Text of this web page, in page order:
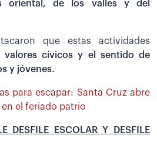
oriental, de los valles y del
que estas actividades
valores cívicos y el sentido de
y jóvenes.
para escapar: Santa Cruz abre
el feriado patrio
DESFILE ESCOLAR Y DESFILE